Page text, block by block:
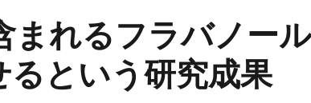
まれるフラバノー
という研究成果